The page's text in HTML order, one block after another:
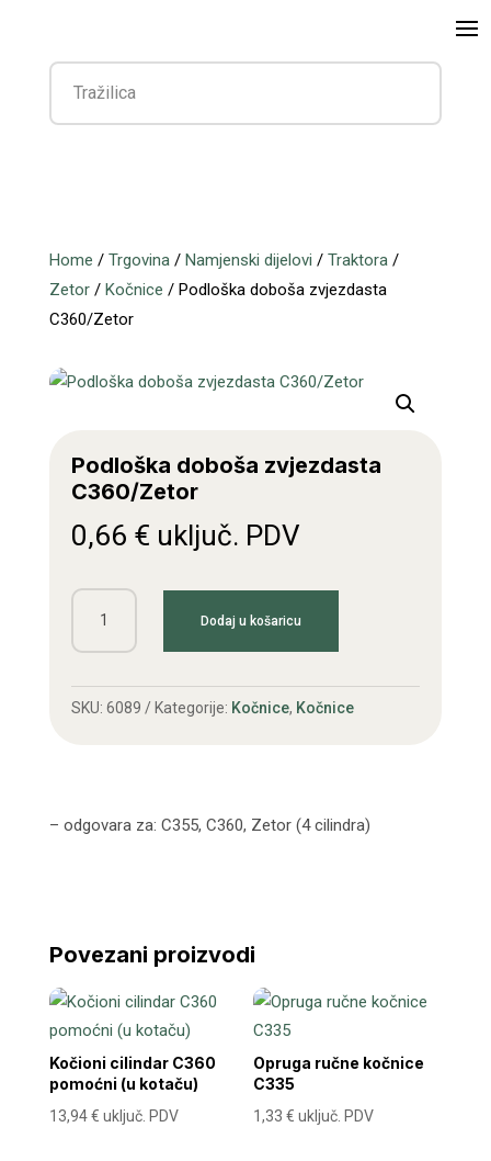
Home / Trgovina/ Namjenski dijelovi / Traktora/
Zetor/ Kočnice / Podloška doboša zvjezdasta
C360/Zetor
Podloška doboša zvjezdasta
C360/Zetor
0,66 € uključ. PDV
Podloška
doboša
C360/Zetor
količina
Dodaj u košaricu
SKU: 6089 Kategorije: Kočnice, Kočnice
– odgovara za: C355, C360, Zetor (4 cilindra)
Povezani proizvodi
Kočioni cilindar C360
pomoćni (u kotaču)
13,94€ uključ. PDV
Opruga ručne kočnice
C335
1,33€ uključ. PDV